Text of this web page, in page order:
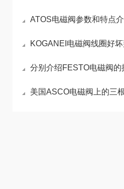
ATOS电磁阀参数和特点
KOGANEI电磁阀线圈好坏判
分别介绍FESTO电磁阀的操作注意
美国ASCO电磁阀上的三